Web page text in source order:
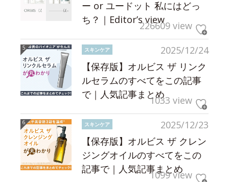
ー or ユードット 私にはどっ
ち？｜Editor’s view226609 view
2025/12/24
スキンケア
【保存版】オルビス ザ リンク
ルセラムのすべてをこの記事
で｜人気記事まとめ1033 view
2025/12/23
スキンケア
【保存版】オルビス ザ クレン
ジングオイルのすべてをこの
記事で｜人気記事まとめ
1099 view